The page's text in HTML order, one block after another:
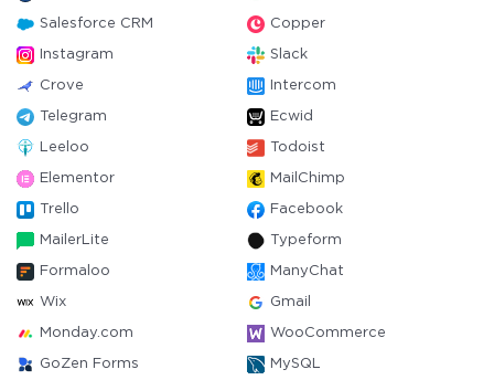
Salesforce CRM Copper
Instagram Slack
Crove Intercom
Telegram Ecwid
Leeloo Todoist
Elementor MailChimp
Trello Facebook
MailerLite Typeform
Formaloo ManyChat
Wix Gmail
Monday.com WooCommerce
GoZen Forms MySQL